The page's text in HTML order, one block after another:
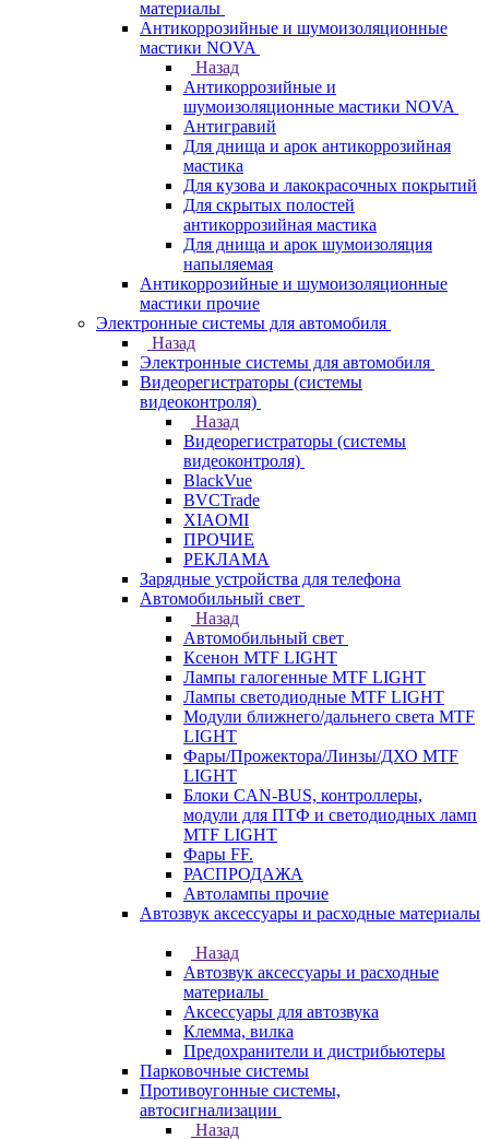
материалы
Антикоррозийные и шумоизоляционные
мастики NOVA
Назад
Антикоррозийные и
шумоизоляционные мастики NOVA
Антигравий
Для днища и арок антикоррозийная
мастика
Для кузова и лакокрасочных покрытий
Для скрытых полостей
антикоррозийная мастика
Для днища и арок шумоизоляция
напыляемая
Антикоррозийные и шумоизоляционные
мастики прочие
Электронные системы для автомобиля
Назад
Электронные системы для автомобиля
Видеорегистраторы (системы
видеоконтроля)
Назад
Видеорегистраторы (системы
видеоконтроля)
BlackVue
BVCTrade
XIAOMI
ПРОЧИЕ
РЕКЛАМА
Зарядные устройства для телефона
Автомобильный свет
Назад
Автомобильный свет
Ксенон MTF LIGHT
Лампы галогенные MTF LIGHT
Лампы светодиодные MTF LIGHT
Модули ближнего/дальнего света MTF
LIGHT
Фары/Прожектора/Линзы/ДХО MTF
LIGHT
Блоки CAN-BUS, контроллеры,
модули для ПТФ и светодиодных ламп
MTF LIGHT
Фары FF.
РАСПРОДАЖА
Автолампы прочие
Автозвук аксессуары и расходные материалы
Назад
Автозвук аксессуары и расходные
материалы
Аксессуары для автозвука
Клемма, вилка
Предохранители и дистрибьютеры
Парковочные системы
Противоугонные системы,
автосигнализации
Назад